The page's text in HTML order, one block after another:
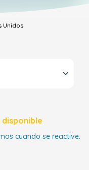
Unidos
cuando se reactive.